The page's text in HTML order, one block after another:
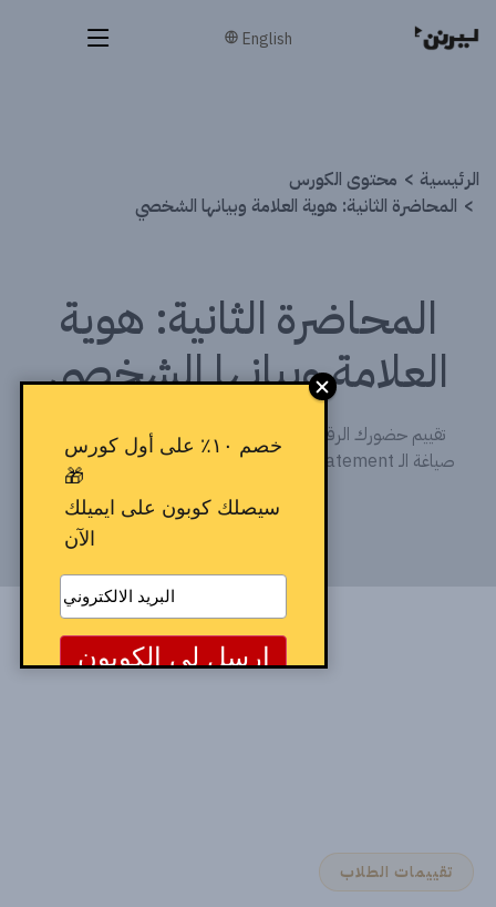
English
الرئيسية
محتوى الكورس
المحاضرة الثانية: هوية العلامة وبيانها الشخصي
المحاضرة الثانية: هوية
العلامة وبيانها الشخصي
تقييم حضورك الرقمي وصورتك العامة، والتعرّف على خطوات
صياغة الـ Statement لعلامتك الشخصية بشكل متميز وواضح.
تقييمات الطلاب
خصم ١٠٪ على أول كورس
🎁
سيصلك كوبون على ايميلك
الآن